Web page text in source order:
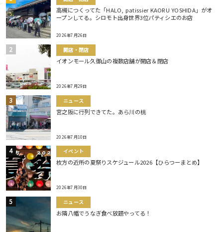
高槻につくってた「HALO, patissier KAORU YOSHIDA」がオ
ープンしてる。シロモト出身世界3位パティシエのお店
2026年7月26日
開店・閉店
イオンモール久御山の複数店舗が開店＆閉店
2026年7月29日
ニュース
宮之阪に行列できてた。あら川の桃
2026年7月10日
イベント
枚方の近所の夏祭りスケジュール2026【ひらつーまとめ】
2026年7月30日
ニュース
お隣八幡でうなぎ食べ放題やってる！